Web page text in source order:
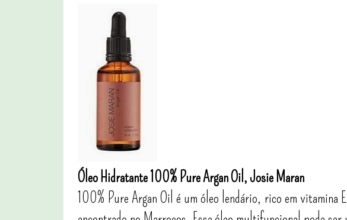
Óleo Hidratante 100% Pure Argan Oil, Josie Maran
100% Pure Argan Oil é um óleo lendário, rico em vitamina